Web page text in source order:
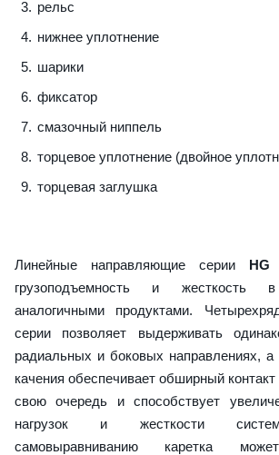
рельс
нижнее уплотнение
шарики
фиксатор
смазочный ниппель
торцевое уплотнение (двойное
торцевая заглушка
Линейные направляющие серии HG
грузоподъемность и жесткость
аналогичными продуктами.
серии позволяет выдерживать
радиальных и боковых направлениях,
качения обеспечивает обширный
свою очередь и способствует
нагрузок и жесткости
самовыравниванию каретка